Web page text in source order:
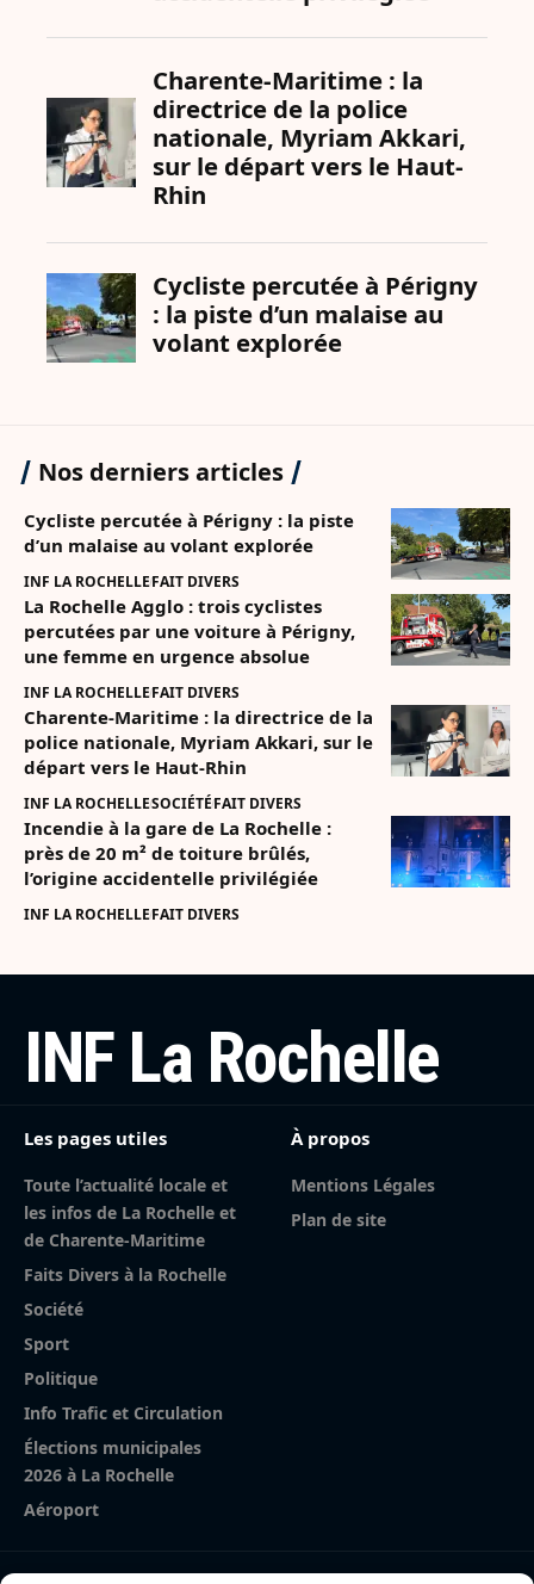
Nos derniers articles
Cycliste percutée à Périgny : la piste
d’un malaise au volant explorée
INF LA ROCHELLEFAIT DIVERS
La Rochelle Agglo : trois cyclistes
percutées par une voiture à Périgny,
une femme en urgence absolue
INF LA ROCHELLEFAIT DIVERS
Charente-Maritime : la directrice de la
police nationale, Myriam Akkari, sur le
départ vers le Haut-Rhin
INF LA ROCHELLESOCIÉTÉFAIT DIVERS
Incendie à la gare de La Rochelle :
près de 20 m² de toiture brûlés,
l’origine accidentelle privilégiée
INF LA ROCHELLEFAIT DIVERS
INF La Rochelle
Les pages utiles
Toute l’actualité locale et
les infos de La Rochelle et
de Charente-Maritime
Faits Divers à la Rochelle
Société
Sport
Politique
Info Trafic et Circulation
Élections municipales
2026 à La Rochelle
Aéroport
À propos
Mentions Légales
Plan de site